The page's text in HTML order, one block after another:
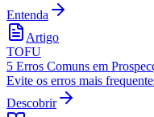
Entenda
Artigo
TOFU
5 Erros Comuns em
Evite os erros mais
Descobrir